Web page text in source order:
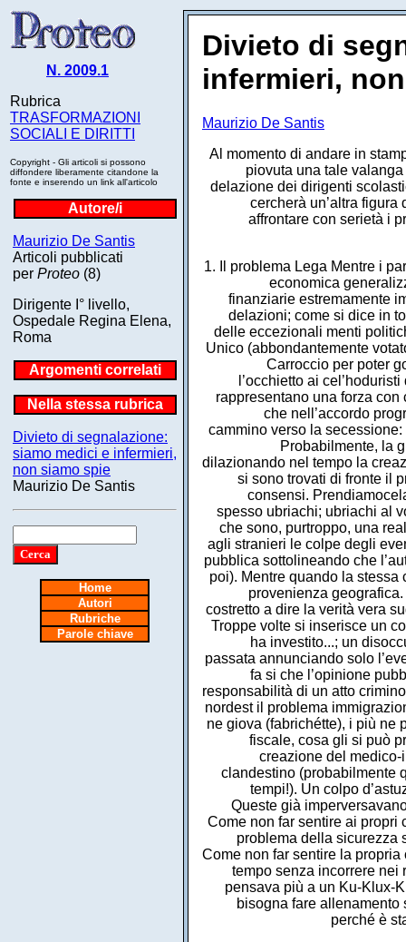
N. 2009.1
Rubrica
TRASFORMAZIONI
SOCIALI E DIRITTI
Copyright - Gli articoli si possono
diffondere liberamente citandone la
fonte e inserendo un link all'articolo
Autore/i
Maurizio De Santis
Articoli pubblicati
per Proteo (8)
Dirigente I° livello,
Ospedale Regina Elena,
Roma
Argomenti correlati
Nella stessa rubrica
Divieto di segnalazione:
siamo medici e infermieri,
non siamo spie
Maurizio De Santis
Home
Autori
Rubriche
Parole chiave
Divieto di
infermieri,
Maurizio De Santis
Al momento di andare in
piovuta una tale
delazione dei dirigenti
cercherà un’altra
affrontare con serietà i
1. Il problema Lega Mentre i
economica
finanziarie estremamente
delazioni; come si dice in
delle eccezionali menti
Unico (abbondantemente
Carroccio per poter
l’occhietto ai
rappresentano una forza
che nell’accordo
cammino verso la
Probabilmente, la
dilazionando nel tempo la
si sono trovati di fronte il
consensi.
spesso ubriachi; ubriachi al
che sono, purtroppo, una
agli stranieri le colpe degli
pubblica sottolineando che
poi). Mentre quando la
provenienza
costretto a dire la verità vera
Troppe volte si inserisce un
ha investito...; un
passata annunciando solo
fa si che l’opinione
responsabilità di un atto
nordest il problema
ne giova (fabrichétte), i più ne
fiscale, cosa gli si può
creazione del medico-
clandestino (probabilmente
tempi!). Un colpo
Queste già
Come non far sentire ai
problema della sicurezza
Come non far sentire la
tempo senza incorrere nei
pensava più a un Ku-Klux-
bisogna fare allenamento
perché è